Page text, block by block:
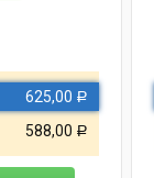
625,00 Р
588,00 Р